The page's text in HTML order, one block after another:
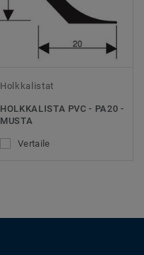
Holkkalistat
HOLKKALISTA PVC - PA20 -
MUSTA
Vertaile